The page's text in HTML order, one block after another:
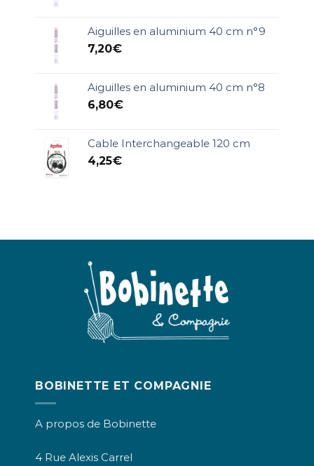
Aiguilles en aluminium 40 cm n°9
7,20€
Aiguilles en aluminium 40 cm n°8
6,80€
Cable Interchangeable 120 cm
4,25€
BOBINETTE ET COMPAGNIE
A propos de Bobinette
4 Rue Alexis Carrel